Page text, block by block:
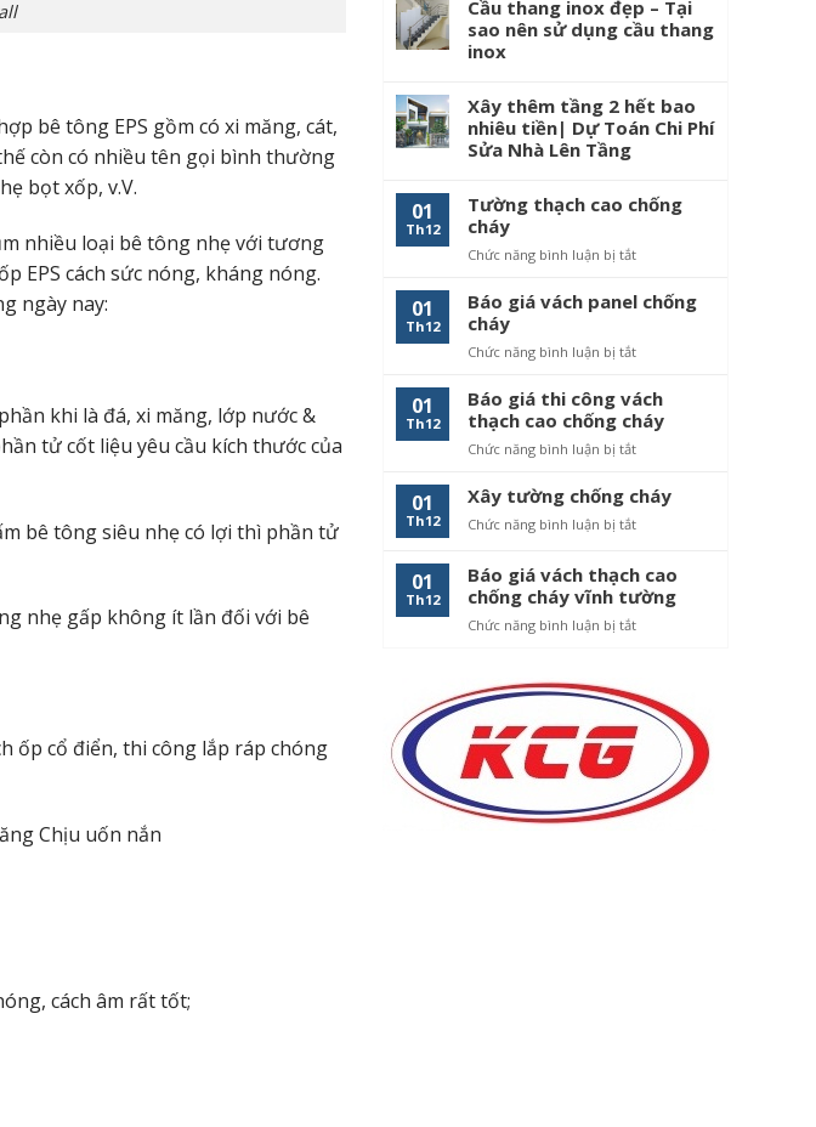
bê tông EPS gồm có xi măng, cát,
còn có nhiều tên gọi bình thường
bọt xốp, v.V.
nhiều loại bê tông nhẹ với tương
EPS cách sức nóng, kháng nóng.
ngày nay:
khi là đá, xi măng, lớp nước &
tử cốt liệu yêu cầu kích thước của
bê tông siêu nhẹ có lợi thì phần tử
nhẹ gấp không ít lần đối với bê
ốp cổ điển, thi công lắp ráp chóng
Chịu uốn nắn
cách âm rất tốt;
Cầu thang inox đẹp – Tại
sao nên sử dụng cầu thang
inox
Xây thêm tầng 2 hết bao
nhiêu tiền| Dự Toán Chi Phí
Sửa Nhà Lên Tầng
01
Th12
Tường thạch cao chống
cháy
Chức năng bình luận bị tắt
thạch
01
Th12
Báo giá vách panel chống
cháy
Chức năng bình luận bị tắt
giá
vách
panel
01
Th12
Báo giá thi công vách
thạch cao chống cháy
Chức năng bình luận bị tắt
giá
thạch
cao
chống
01
Th12
Xây tường chống cháy
Chức năng bình luận bị tắt
chống
cháy
01
Th12
Báo giá vách thạch cao
chống cháy vĩnh tường
Chức năng bình luận bị tắt
thạch
cao
vĩnh
tường